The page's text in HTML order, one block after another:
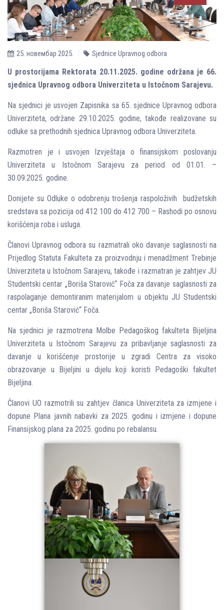
25. новембар 2025. Sjednice Upravnog odbora
U prostorijama Rektorata 20.11.2025. godine održana je 66.
sjednica Upravnog odbora Univerziteta u Istočnom Sarajevu.
Na sjednici je usvojen Zapisnika sa 65. sjednice Upravnog odbora
Univerziteta, održane 29.10.2025. godine, takođe realizovane su
odluke sa prethodnih sjednica Upravnog odbora Univerziteta.
Razmotren je i usvojen Izvještaja o finansijskom poslovanju
Univerziteta u Istočnom Sarajevu za period od 01.01. –
30.09.2025. godine.
Donijete su Odluke o odobrenju trošenja raspoloživih budžetskih
sredstava sa pozicija od 412 100 do 412 700 – Rashodi po osnovu
korišćenja roba i usluga.
Članovi Upravnog odbora su razmatrali oko davanje saglasnosti na
Prijedlog Statuta Fakulteta za proizvodnju i menadžment Trebinje
Univerziteta u Istočnom Sarajevu, takođe i razmatran je zahtjev JU
Studentski centar „Boriša Starović“ Foča za davanje saglasnosti za
raspolaganje demontiranim materijalom u objektu JU Studentski
centar „Boriša Starović“ Foča.
Na sjednici je razmotrena Molbe Pedagoškog fakulteta Bijelјina
Univerziteta u Istočnom Sarajevu za pribavlјanje saglasnosti za
davanje u korišćenje prostorije u zgradi Centra za visoko
obrazovanje u Bijelјini u dijelu koji koristi Pedagoški fakultet
Bijelјina.
Članovi UO razmotrili su zahtjev članica Univerziteta za izmjene i
dopune Plana javnih nabavki za 2025. godinu i izmjene i dopune
Finansijskog plana za 2025. godinu po rebalansu.